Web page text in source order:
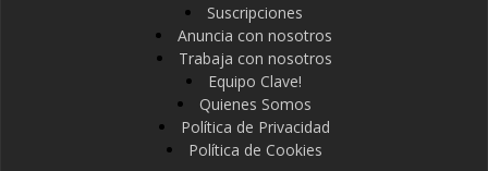
Suscripciones
Anuncia con nosotros
Trabaja con nosotros
Equipo Clave!
Quienes Somos
Política de Privacidad
Política de Cookies